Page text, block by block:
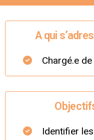
A qui
Chargé.e
Identifier